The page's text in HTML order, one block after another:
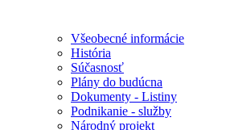
Všeobecné informácie
História
Súčasnosť
Plány do budúcna
Dokumenty - Listiny
Podnikanie - služby
Národný projekt